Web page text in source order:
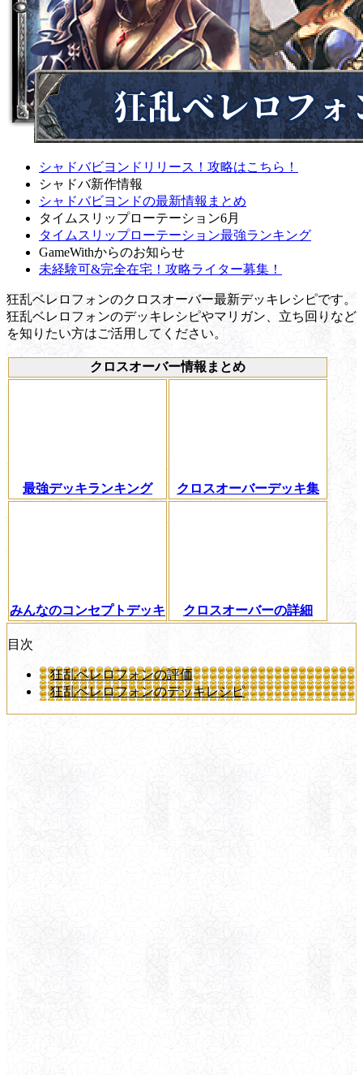
シャドバビヨンドリリース！攻略はこちら！
シャドバ新作情報
シャドバビヨンドの最新情報まとめ
タイムスリップローテーション6月
タイムスリップローテーション最強ランキング
GameWithからのお知らせ
未経験可&完全在宅！攻略ライター募集！
狂乱ベレロフォンのクロスオーバー最新デッキレシピです。
狂乱ベレロフォンのデッキレシピやマリガン、立ち回りなど
を知りたい方はご活用してください。
クロスオーバー情報まとめ
最強デッキランキング クロスオーバーデッキ集
みんなのコンセプトデッキ クロスオーバーの詳細
目次
狂乱ベレロフォンの評価
狂乱ベレロフォンのデッキレシピ